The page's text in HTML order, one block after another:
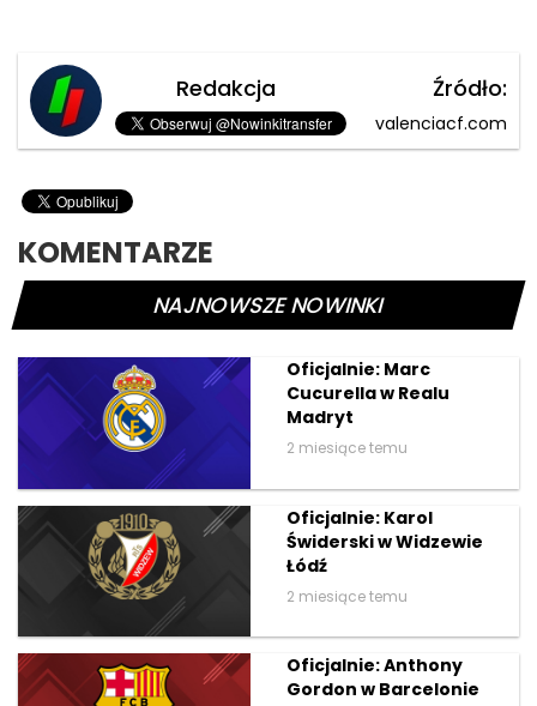
Redakcja Źródło:
valenciacf.com
KOMENTARZE
NAJNOWSZE NOWINKI
Oficjalnie: Marc
Cucurella w Realu
Madryt
2 miesiące temu
Oficjalnie: Karol
Świderski w Widzewie
Łódź
2 miesiące temu
Oficjalnie: Anthony
Gordon w Barcelonie